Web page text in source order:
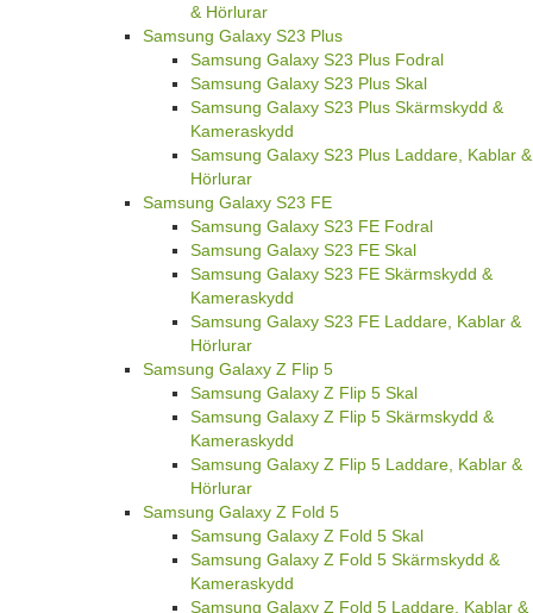
& Hörlurar
Samsung Galaxy S23 Plus
Samsung Galaxy S23 Plus Fodral
Samsung Galaxy S23 Plus Skal
Samsung Galaxy S23 Plus Skärmskydd &
Kameraskydd
Samsung Galaxy S23 Plus Laddare, Kablar &
Hörlurar
Samsung Galaxy S23 FE
Samsung Galaxy S23 FE Fodral
Samsung Galaxy S23 FE Skal
Samsung Galaxy S23 FE Skärmskydd &
Kameraskydd
Samsung Galaxy S23 FE Laddare, Kablar &
Hörlurar
Samsung Galaxy Z Flip 5
Samsung Galaxy Z Flip 5 Skal
Samsung Galaxy Z Flip 5 Skärmskydd &
Kameraskydd
Samsung Galaxy Z Flip 5 Laddare, Kablar &
Hörlurar
Samsung Galaxy Z Fold 5
Samsung Galaxy Z Fold 5 Skal
Samsung Galaxy Z Fold 5 Skärmskydd &
Kameraskydd
Samsung Galaxy Z Fold 5 Laddare, Kablar &